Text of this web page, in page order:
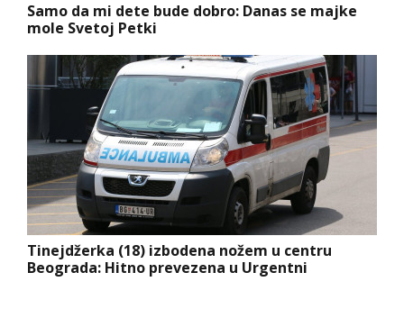
Samo da mi dete bude dobro: Danas se majke
mole Svetoj Petki
Tinejdžerka (18) izbodena nožem u centru
Beograda: Hitno prevezena u Urgentni